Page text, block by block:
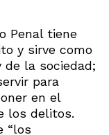
Penal tiene
y sirve como
la sociedad;
para
en el
los delitos.
“los